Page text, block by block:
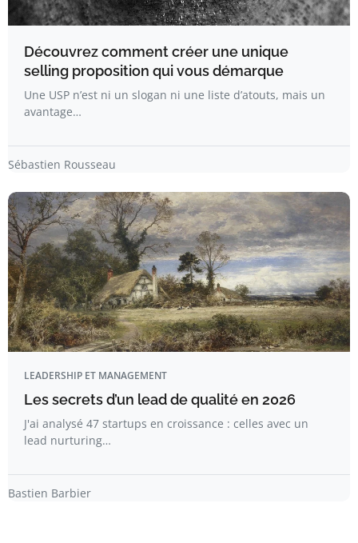
Découvrez comment créer une unique
selling proposition qui vous démarque
Une USP n’est ni un slogan ni une liste d’atouts, mais un
avantage…
Sébastien Rousseau
LEADERSHIP ET MANAGEMENT
Les secrets d’un lead de qualité en 2026
J'ai analysé 47 startups en croissance : celles avec un
lead nurturing…
Bastien Barbier